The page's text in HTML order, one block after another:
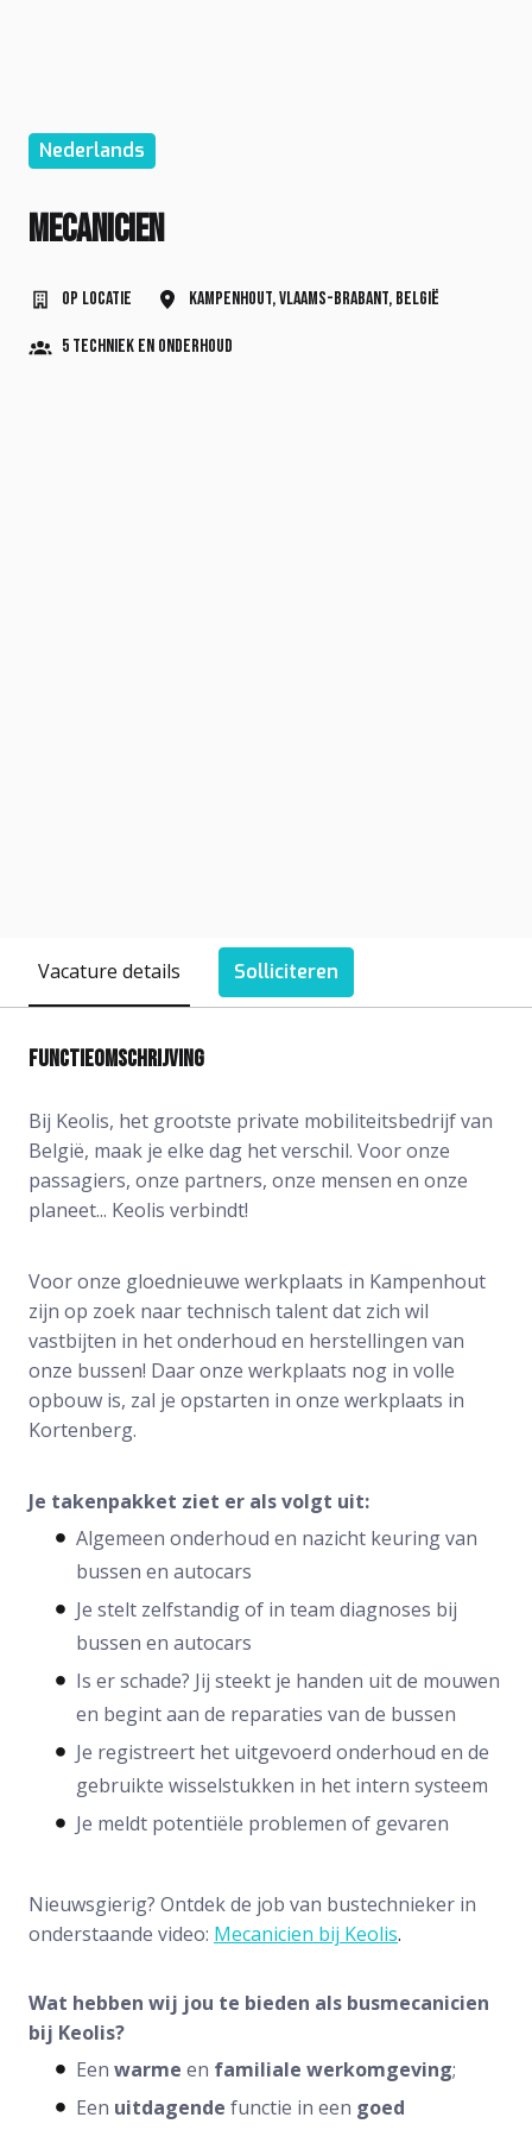
Nederlands
Mecanicien
Op locatie Kampenhout,Vlaams-Brabant, België
5 Techniek en Onderhoud
Vacature details Solliciteren
Functieomschrijving
Bij Keolis, het grootste private mobiliteitsbedrijf van
België, maak je elke dag het verschil. Voor onze
passagiers, onze partners, onze mensen en onze
planeet... Keolis verbindt!
Voor onze gloednieuwe werkplaats in Kampenhout
zijn op zoek naar technisch talent dat zich wil
vastbijten in het onderhoud en herstellingen van
onze bussen! Daar onze werkplaats nog in volle
opbouw is, zal je opstarten in onze werkplaats in
Kortenberg.
Je takenpakket ziet er als volgt uit:
Algemeen onderhoud en nazicht keuring van
bussen en autocars
Je stelt zelfstandig of in team diagnoses bij
bussen en autocars
Is er schade? Jij steekt je handen uit de mouwen
en begint aan de reparaties van de bussen
Je registreert het uitgevoerd onderhoud en de
gebruikte wisselstukken in het intern systeem
Je meldt potentiële problemen of gevaren
Nieuwsgierig? Ontdek de job van bustechnieker in
onderstaande video: Mecanicien bij Keolis.
Wat hebben wij jou te bieden als busmecanicien
bij Keolis?
Een warme en familiale werkomgeving;
Een uitdagende functie in een goed